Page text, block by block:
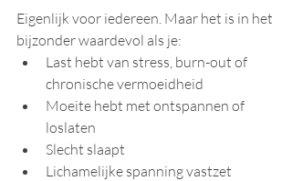
Eigenlijk voor iedereen. Maar het is in het
bijzonder waardevol als je:
Last hebt van stress, burn-out of
chronische vermoeidheid
Moeite hebt met ontspannen of
loslaten
Slecht slaapt
Lichamelijke spanning vastzet